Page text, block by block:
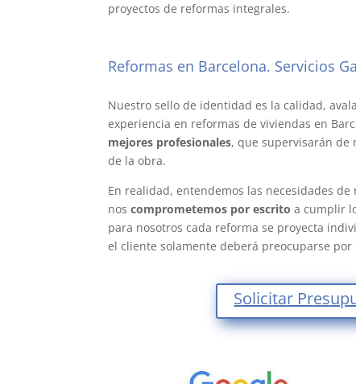
proyectos de reformas integrales.
Reformas en Barcelona. Servicios
Nuestro sello de identidad es la calidad,
experiencia en reformas de viviendas en
mejores profesionales, que supervisarán de
de la obra.
En realidad, entendemos las necesidades
noscomprometemos por escrito a cumplir
para nosotros cada reforma se proyecta
el cliente solamente deberá preocuparse
Solicitar